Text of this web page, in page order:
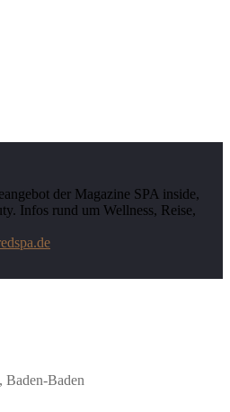
der Magazine SPA inside,
Infos rund um Wellness, Reise,
Baden-Baden